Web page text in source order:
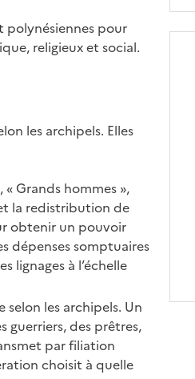
polynésiennes pour
religieux et social.
les archipels. Elles
Grands hommes »,
la redistribution de
obtenir un pouvoir
dépenses somptuaires
lignages à l’échelle
les archipels. Un
guerriers, des prêtres,
par filiation
choisit à quelle